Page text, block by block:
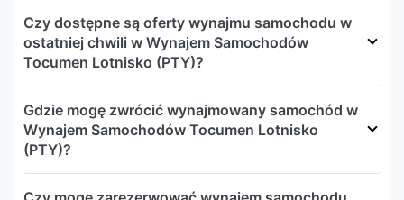
Czy dostępne są oferty wynajmu samochodu w
ostatniej chwili w Wynajem Samochodów
Tocumen Lotnisko (PTY)?
Gdzie mogę zwrócić wynajmowany samochód w
Wynajem Samochodów Tocumen Lotnisko
(PTY)?